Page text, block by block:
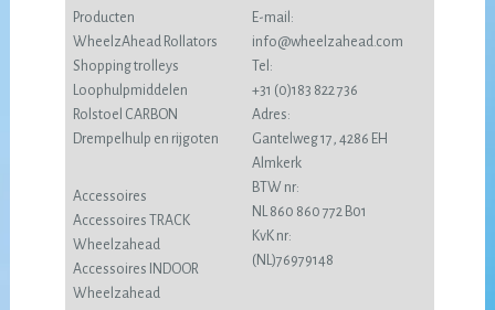
Producten
WheelzAhead Rollators
Shopping trolleys
Loophulpmiddelen
Rolstoel CARBON
Drempelhulp en rijgoten
Accessoires
Accessoires TRACK
Wheelzahead
Accessoires INDOOR
Wheelzahead
E-mail:
info@wheelzahead.com
Tel:
+31 (0)183 822 736
Adres:
Gantelweg 17, 4286 EH
Almkerk
BTW nr:
NL 860 860 772 B01
KvK nr:
(NL)76979148